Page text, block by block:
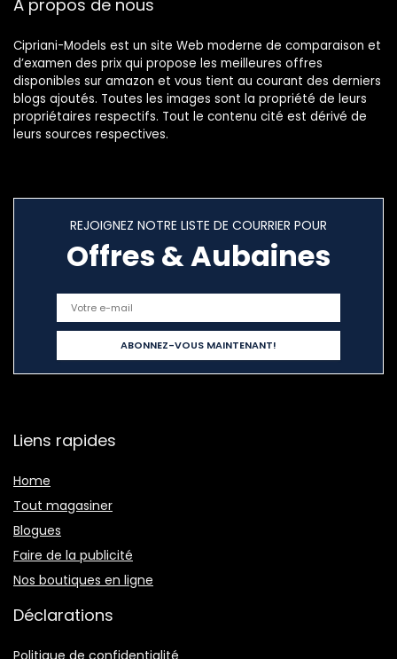
À propos de nous
Cipriani-Models est un site Web moderne de comparaison et
d’examen des prix qui propose les meilleures offres
disponibles sur amazon et vous tient au courant des derniers
blogs ajoutés. Toutes les images sont la propriété de leurs
propriétaires respectifs. Tout le contenu cité est dérivé de
leurs sources respectives.
REJOIGNEZ NOTRE LISTE DE COURRIER POUR
Offres & Aubaines
Liens rapides
Home
Tout magasiner
Blogues
Faire de la publicité
Nos boutiques en ligne
Déclarations